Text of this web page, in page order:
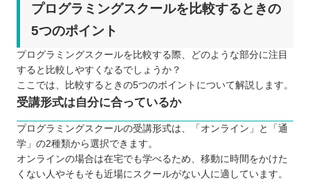
プログラミングスクールを比較するときの
5つのポイント
プログラミングスクールを比較する際、どのような部分に注目
すると比較しやすくなるでしょうか？
ここでは、比較するときの5つのポイントについて解説します。
受講形式は自分に合っているか
プログラミングスクールの受講形式は、「オンライン」と「通
学」の2種類から選択できます。
オンラインの場合は在宅でも学べるため、移動に時間をかけた
くない人やそもそも近場にスクールがない人に適しています。